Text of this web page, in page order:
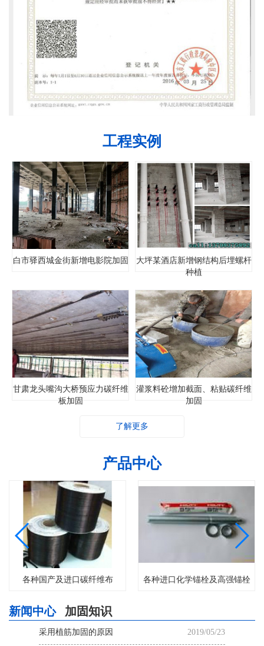
工程实例
白市驿西城金街新增电影院加固
大坪某酒店新增钢结构后埋螺杆
种植
甘肃龙头嘴沟大桥预应力碳纤维
板加固
灌浆料砼增加截面、粘贴碳纤维
加固
了解更多
产品中心
各种国产及进口碳纤维布 各种进口化学锚栓及高强锚栓
新闻中心 加固知识
采用植筋加固的原因 2019/05/23